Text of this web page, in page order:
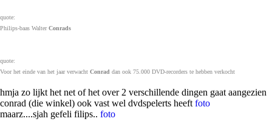
quote:
Philips-baas WalterConrads
quote:
Voor het einde van het jaar verwacht Conrad dan ook 75.000 DVD-recorders te hebben verkocht
hmja zo lijkt het net of het over 2 verschillende dingen gaat aangezien
conrad (die winkel) ook vast wel dvdspelerts heeft foto
maarz....sjah gefeli filips.. foto